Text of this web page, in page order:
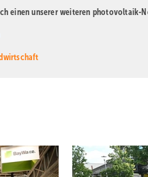
einen unserer weiteren photovoltaik-